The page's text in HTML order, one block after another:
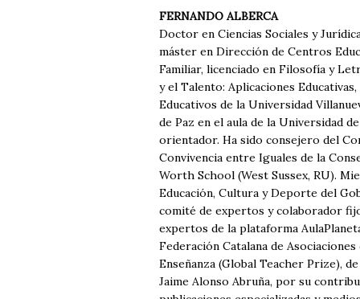
FERNANDO ALBERCA
Doctor en Ciencias Sociales y
máster en Dirección de Centros
Familiar, licenciado en Filosofía y
y el Talento: Aplicaciones
Educativos de la Universidad
de Paz en el aula de la Universidad
orientador. Ha sido consejero del
Convivencia entre Iguales de la
Worth School (West Sussex, RU).
Educación, Cultura y Deporte del
comité de expertos y colaborador
expertos de la plataforma
Federación Catalana de
Enseñanza (Global Teacher Prize),
Jaime Alonso Abruña, por su